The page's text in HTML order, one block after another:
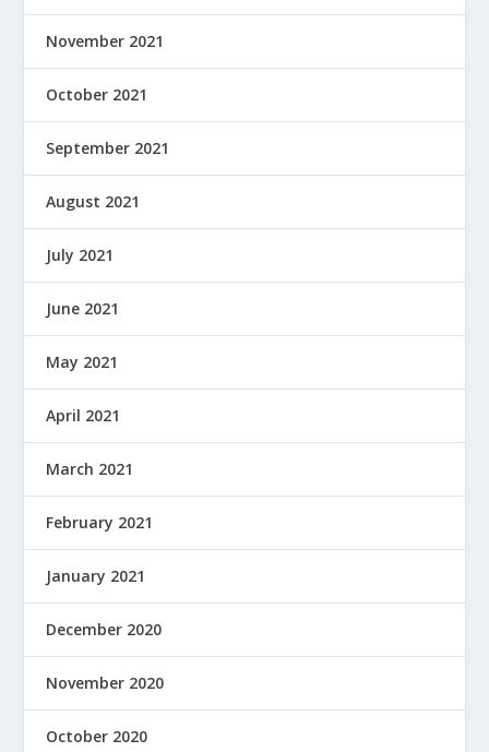
November 2021
October 2021
September 2021
August 2021
July 2021
June 2021
May 2021
April 2021
March 2021
February 2021
January 2021
December 2020
November 2020
October 2020